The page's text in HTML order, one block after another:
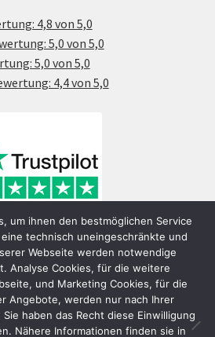
4,8 von 5,0
5,0 von 5,0
5,0 von 5,0
4,4 von 5,0
um ihnen den bestmöglichen Service
technisch uneingeschränkte und
Webseite werden notwendige
Analyse Cookies, für die weitere
und Marketing Cookies, für die
Angebote, werden nur nach Ihrer
haben das Recht diese Einwilligung
Nähere Informationen finden sie in